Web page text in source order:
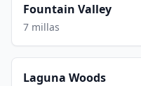
Fountain Valley
7 millas
Laguna Woods